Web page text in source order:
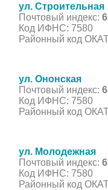
ул. Строительная
Почтовый индекс:
Код ИФНС: 7580
Районный код
ул. Ононская
Почтовый индекс:
Код ИФНС: 7580
Районный код
ул. Молодежная
Почтовый индекс:
Код ИФНС: 7580
Районный код